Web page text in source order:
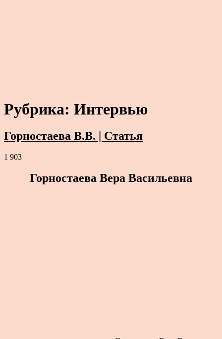
Рубрика: Интервью
Горностаева В.В. | Статья
1 903
Горностаева Вера Васильевна